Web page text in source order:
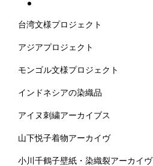
台湾文様プロジェクト
アジアプロジェクト
モンゴル文様プロジェクト
インドネシアの染織品
アイヌ刺繍アーカイブス
山下悦子着物アーカイヴ
小川千鶴子壁紙・染織裂アーカイヴ